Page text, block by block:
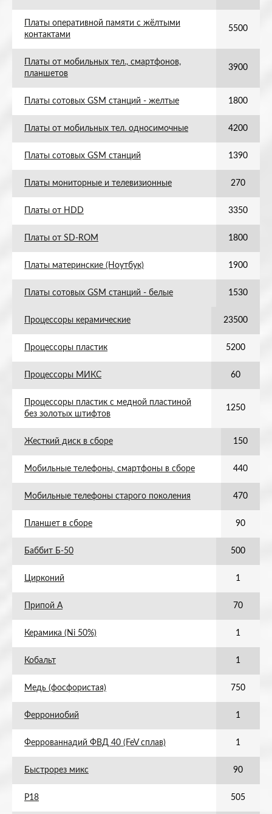
Платы оперативной памяти с жёлтыми
контактами
5500
Платы от мобильных тел., смартфонов,
планшетов
3900
Платы сотовых GSM станций - желтые 1800
Платы от мобильных тел. односимочные 4200
Платы сотовых GSM станций 1390
Платы мониторные и телевизионные 270
Платы от HDD 3350
Платы от SD-ROM 1800
Платы материнские (Ноутбук) 1900
Платы сотовых GSM станций - белые 1530
Процессоры керамические 23500
Процессоры пластик 5200
Процессоры МИКС 60
Процессоры пластик с медной пластиной
без золотых штифтов
1250
Жесткий диск в сборе 150
Мобильные телефоны, смартфоны в сборе 440
Мобильные телефоны старого поколения 470
Планшет в сборе 90
Баббит Б-50 500
Цирконий 1
Припой А 70
Керамика (Ni 50%) 1
Кобальт 1
Медь (фосфористая) 750
Феррониобий 1
Феррованнадий ФВД 40 (FeV сплав) 1
Быстрорез микс 90
Р18 505